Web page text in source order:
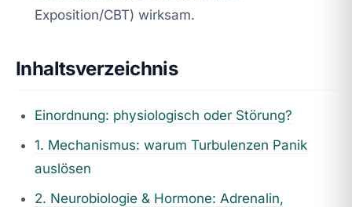
Exposition/CBT) wirksam.
Inhaltsverzeichnis
Einordnung: physiologisch oder Störung?
1. Mechanismus: warum Turbulenzen Panik
auslösen
2. Neurobiologie & Hormone: Adrenalin,